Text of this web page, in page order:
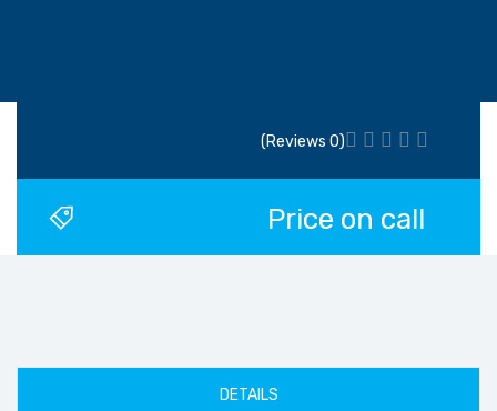
(0 Reviews)
Price on call
DETAILS